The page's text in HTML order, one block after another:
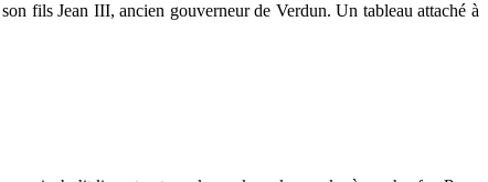
fils Jean III, ancien gouverneur de Verdun. Un tableau attaché à